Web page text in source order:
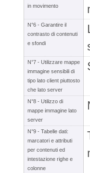
in movimento
N°6 - Garantire il
contrasto di contenuti
e sfondi
N°7 - Utilizzare mappe
immagine sensibili di
tipo lato client piuttosto
che lato server
N°8 - Utilizzo di
mappe immagine lato
server
N°9 - Tabelle dati:
marcatori e attributi
per contenuti ed
intestazione righe e
colonne